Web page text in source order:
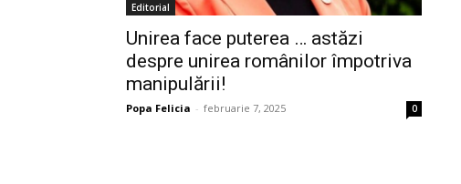
Editorial
Unirea face puterea … astăzi
despre unirea românilor împotriva
manipulării!
Popa Felicia - februarie 7, 2025 0